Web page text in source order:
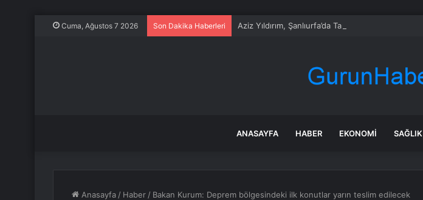
Cuma, Ağustos 7 2026 Son Dakika Haberleri Aziz Yıldırım, Şanlıurfa’da Taraftarlarla Buluştu
ANASAYFA HABER EKONOMI SAĞLIK
Anasayfa / Haber / Bakan Kurum: Deprem bölgesindeki ilk konutlar yarın teslim edilecek